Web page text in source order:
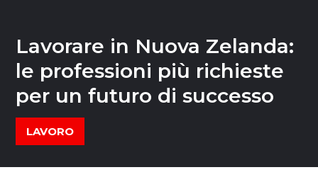
Lavorare in Nuova Zelanda:
le professioni più richieste
per un futuro di successo
LAVORO